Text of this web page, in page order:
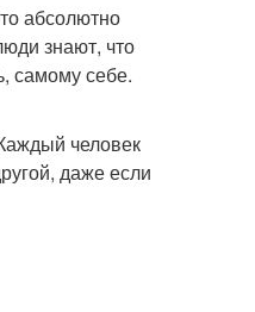
абсолютно
знают, что
самому себе.
человек
даже если